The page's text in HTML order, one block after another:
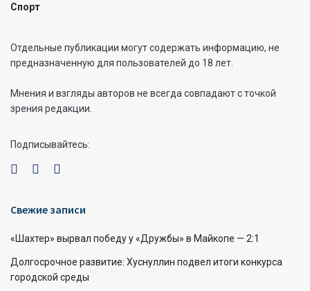
Спорт
Отдельные публикации могут содержать информацию, не
предназначенную для пользователей до 18 лет.
Мнения и взгляды авторов не всегда совпадают с точкой
зрения редакции.
Подписывайтесь:
Свежие записи
«Шахтер» вырвал победу у «Дружбы» в Майкопе — 2:1
Долгосрочное развитие: Хуснуллин подвел итоги конкурса
городской среды